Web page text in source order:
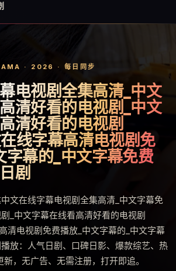
· 2026 · 每日同步
电视剧全集高清_中文
清好看的电视剧_中文
清好看的电视剧
线字幕高清电视剧免
字幕的_中文字幕免费
剧
文在线字幕电视剧全集高清_中文字幕免
_中文字幕在线看高清好看的电视剧
清电视剧免费播放_中文字幕的_中文字幕
放：人气日剧、口碑日影、爆款综艺、热
，无广告、无需注册，打开即追。